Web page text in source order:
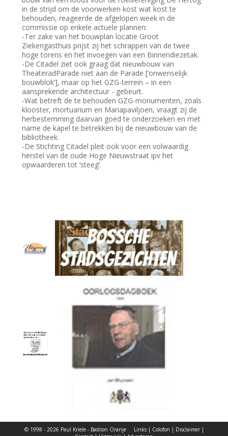
in de strijd om de voorwerken kost wat kost te
behouden, reageerde de afgelopen week in de
commissie op enkele actuele plannen:
-Ter zake van het bouwplan locatie Groot
Ziekengasthuis prijst zij het schrappen van de twee
hoge torens en het invoegen van een Binnendiezetak.
-De Citadel ziet ook graag dat nieuwbouw van
TheateradParade niet aan de Parade [’onwenselijk
bouwblok’], maar op het GZG-terrein – in een
aansprekende architectuur - gebeurt.
-Wat betreft de te behouden GZG-monumenten, zoals
klooster, mortuarium en Mariapaviljoen, vraagt zij de
herbestemming daarvan goed te onderzoeken en met
name de kapel te betrekken bij de nieuwbouw van de
bibliotheek.
-De Stichting Citadel pleit ook voor een volwaardig
herstel van de oude Hoge Nieuwstraat ipv het
opwaarderen tot ‘steeg’.
© 1998 - 2026 Paul Kriele - Bastion Oranje Links| Colofon | Disclaimer|